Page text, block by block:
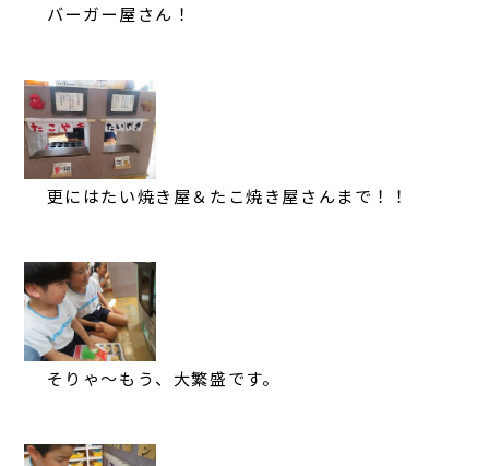
バーガー屋さん！
更にはたい焼き屋＆たこ焼き屋さんまで！！
そりゃ～もう、大繁盛です。